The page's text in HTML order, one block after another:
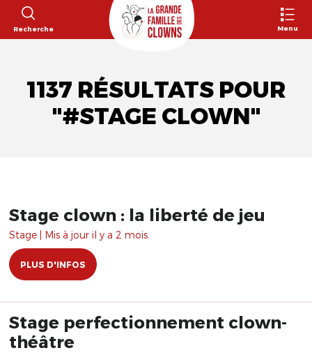
Recherche Menu
1137 RÉSULTATS POUR
"#STAGE CLOWN"
Stage clown : la liberté de jeu
Stage | Mis à jour il y a 2 mois.
PLUS D'INFOS
Stage perfectionnement clown-
théâtre